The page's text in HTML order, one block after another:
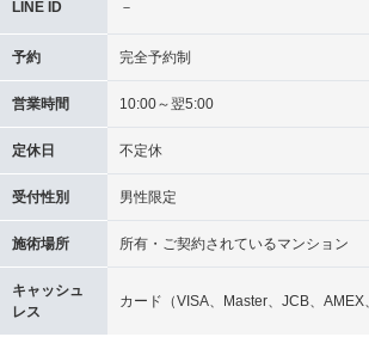
LINE ID －
予約 完全予約制
営業時間 10:00～翌5:00
定休日 不定休
受付性別 男性限定
施術場所 所有・ご契約されているマンション
キャッシュ
レス
カード（VISA、Master、JCB、AMEX